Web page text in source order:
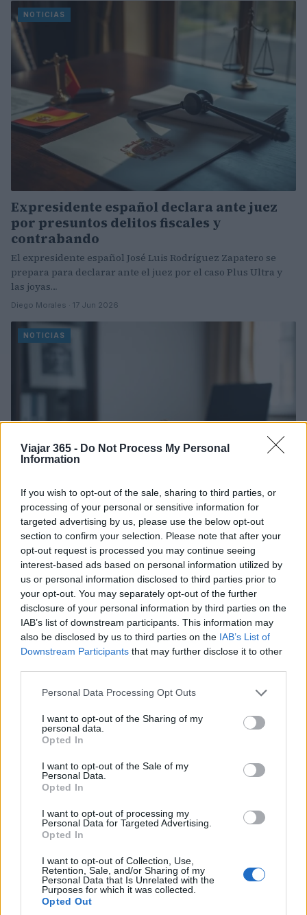
Viajar 365 - Do Not Process My Personal
Information
If you wish to opt-out of the sale, sharing to third parties, or
processing of your personal or sensitive information for
targeted advertising by us, please use the below opt-out
section to confirm your selection. Please note that after your
opt-out request is processed you may continue seeing
interest-based ads based on personal information utilized by
us or personal information disclosed to third parties prior to
your opt-out. You may separately opt-out of the further
disclosure of your personal information by third parties on the
IAB’s list of downstream participants. This information may
also be disclosed by us to third parties on the IAB’s List of
Downstream Participants that may further disclose it to other
Please note that this website/app uses one or more Google
not limited to your visit or usage behaviour. You may click to
grant or deny consent to Google and its third-party tags to
use your data for below specified purposes in below Google
consent section.
Personal Data Processing Opt Outs
I want to opt-out of the Sharing of my
personal data.
Opted In
I want to opt-out of the Sale of my
Personal Data.
Opted In
I want to opt-out of processing my
Personal Data for Targeted Advertising.
Opted In
I want to opt-out of Collection, Use,
Retention, Sale, and/or Sharing of my
Personal Data that Is Unrelated with the
Purposes for which it was collected.
Opted Out
NOTICIAS
Expresidente español declara ante juez
por presuntos delitos fiscales y
contrabando
El expresidente español José Luis Rodríguez Zapatero se
prepara para declarar ante el juez por el caso Plus Ultra y
las joyas…
Diego Morales · 17 Jun 2026
NOTICIAS
Expresidente José Luis Rodríguez
Zapatero pide más tiempo para explicar
joyas incautadas
El exmandatario socialista busca documentación en países
árabes para justificar la procedencia de las valiosas piezas
incautadas por la UDEF.
Diego Morales · 16 Jun 2026
NOTICIAS
por joyas incautadas en su despacho
El expresidente José Luis Rodríguez Zapatero se enfrenta a
una nueva investigación por joyas valoradas en 1,3 millones